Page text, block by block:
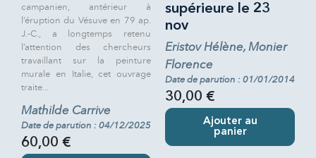
campanien, antérieur à
l’éruption du Vésuve en 79 ap.
J.-C., a longtemps retenu
l’attention des chercheurs
travaillant sur la peinture
murale en Italie, cet ouvrage
traite...
Mathilde Carrive
Date de parution : 04/12/2025
60,00 €
supérieure le 23
nov
Eristov Hélène, Monier
Florence
Date de parution : 01/01/2014
30,00 €
Ajouter au
panier